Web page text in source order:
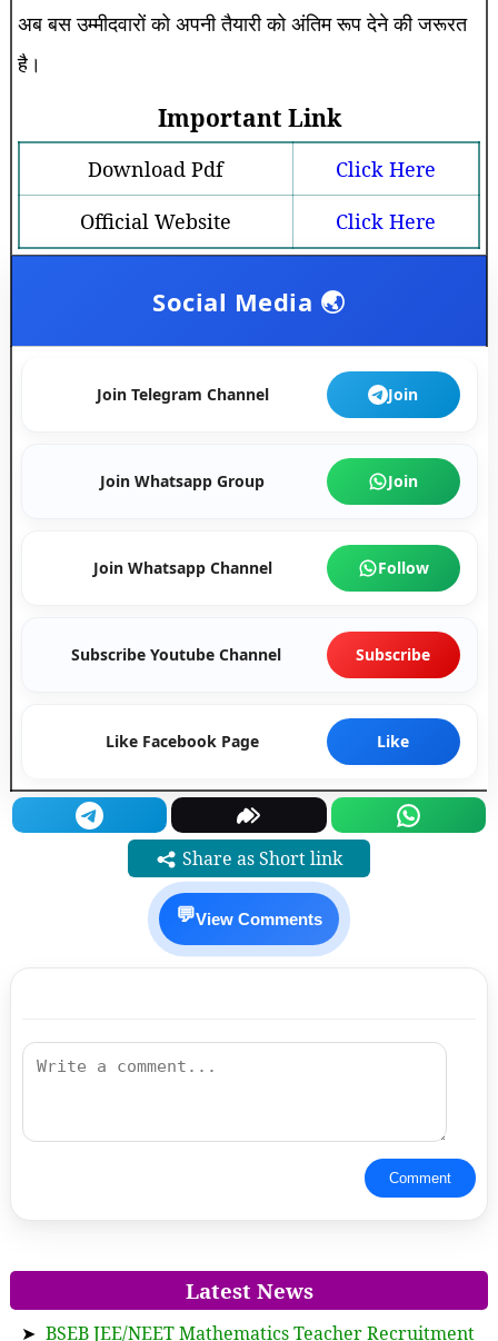
अब बस उम्मीदवारों को अपनी तैयारी को अंतिम रूप देने की जरूरत
है।
Important Link
Download Pdf
Click Here
Official Website
Click Here
Social Media 🌏
Join Telegram Channel Join
Join Whatsapp Group Join
Join Whatsapp Channel Follow
Subscribe Youtube Channel Subscribe
Like Facebook Page Like
Share as Short link
💬View Comments
Comment
Latest News
➤ BSEB JEE/NEET Mathematics Teacher Recruitment